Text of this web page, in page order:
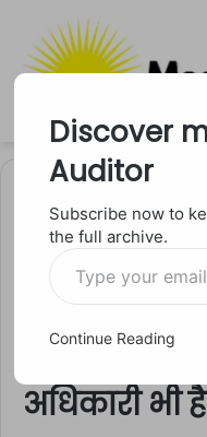
मध्य प्रदेश
MP News:
अधिकारी भी
Discover
Auditor
Subscribe now to
the full archive.
Type
your
email…
Continue Reading